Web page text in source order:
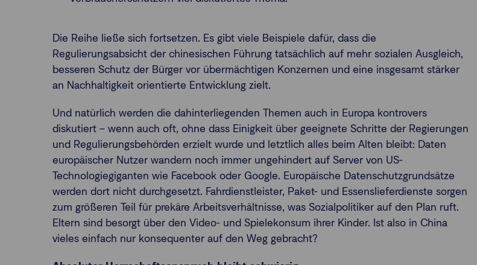
Die Reihe ließe sich fortsetzen. Es gibt viele Beispiele dafür, dass die
Regulierungsabsicht der chinesischen Führung tatsächlich auf mehr sozialen Ausgleich,
besseren Schutz der Bürger vor übermächtigen Konzernen und eine insgesamt stärker
an Nachhaltigkeit orientierte Entwicklung zielt.
Und natürlich werden die dahinterliegenden Themen auch in Europa kontrovers
diskutiert – wenn auch oft, ohne dass Einigkeit über geeignete Schritte der Regierungen
und Regulierungsbehörden erzielt wurde und letztlich alles beim Alten bleibt: Daten
europäischer Nutzer wandern noch immer ungehindert auf Server von US-
Technologiegiganten wie Facebook oder Google. Europäische Datenschutzgrundsätze
werden dort nicht durchgesetzt. Fahrdienstleister, Paket- und Essenslieferdienste sorgen
zum größeren Teil für prekäre Arbeitsverhältnisse, was Sozialpolitiker auf den Plan ruft.
Eltern sind besorgt über den Video- und Spielekonsum ihrer Kinder. Ist also in China
vieles einfach nur konsequenter auf den Weg gebracht?